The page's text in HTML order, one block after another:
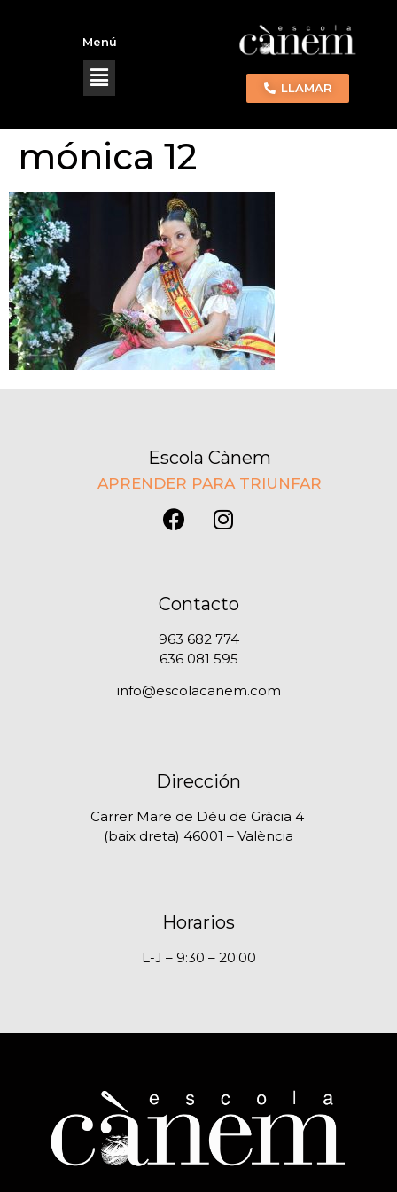
Menú
LLAMAR
mónica 12
Escola Cànem
APRENDER PARA TRIUNFAR
Contacto
963 682 774
636 081 595
info@escolacanem.com
Dirección
Carrer Mare de Déu de Gràcia 4
(baix dreta) 46001 – València
Horarios
L-J – 9:30 – 20:00